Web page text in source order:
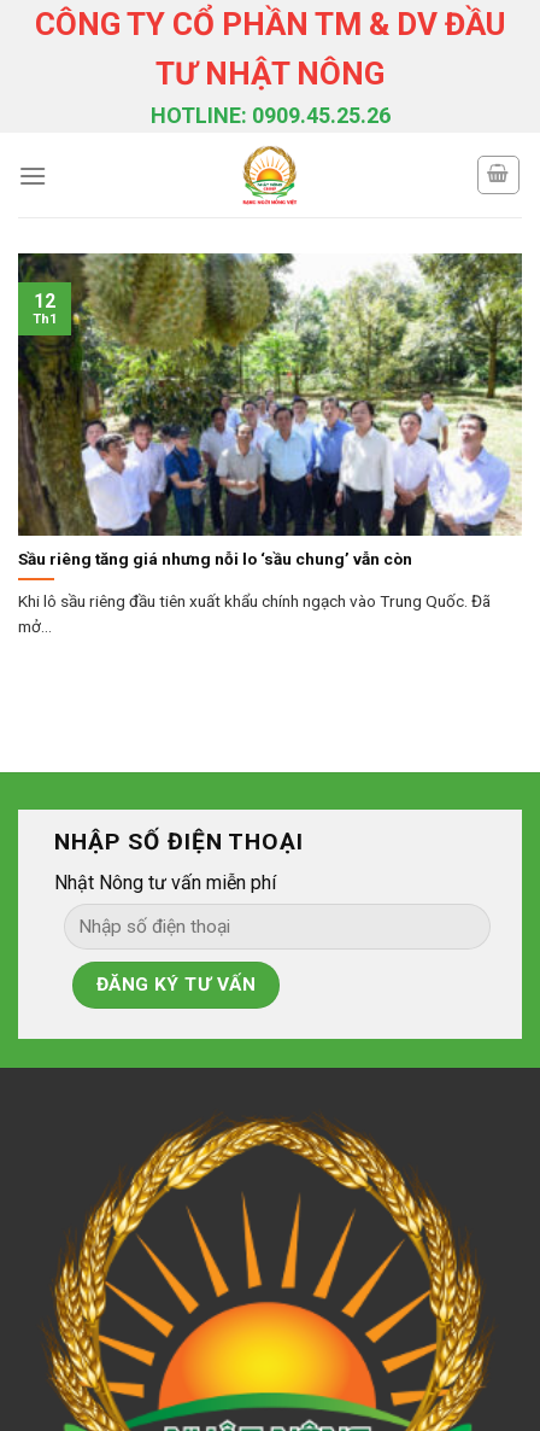
SkipCÔNG TY CỔ PHẦN TM & DV ĐẦU
TƯ NHẬT NÔNG
HOTLINE: 0909.45.25.26
Sầu riêng tăng giá nhưng nỗi lo ‘sầu chung’ vẫn còn
Khi lô sầu riêng đầu tiên xuất khẩu chính ngạch vào Trung Quốc. Đã
mở...
12
Th1
NHẬP SỐ ĐIỆN THOẠI
Nhật Nông tư vấn miễn phí